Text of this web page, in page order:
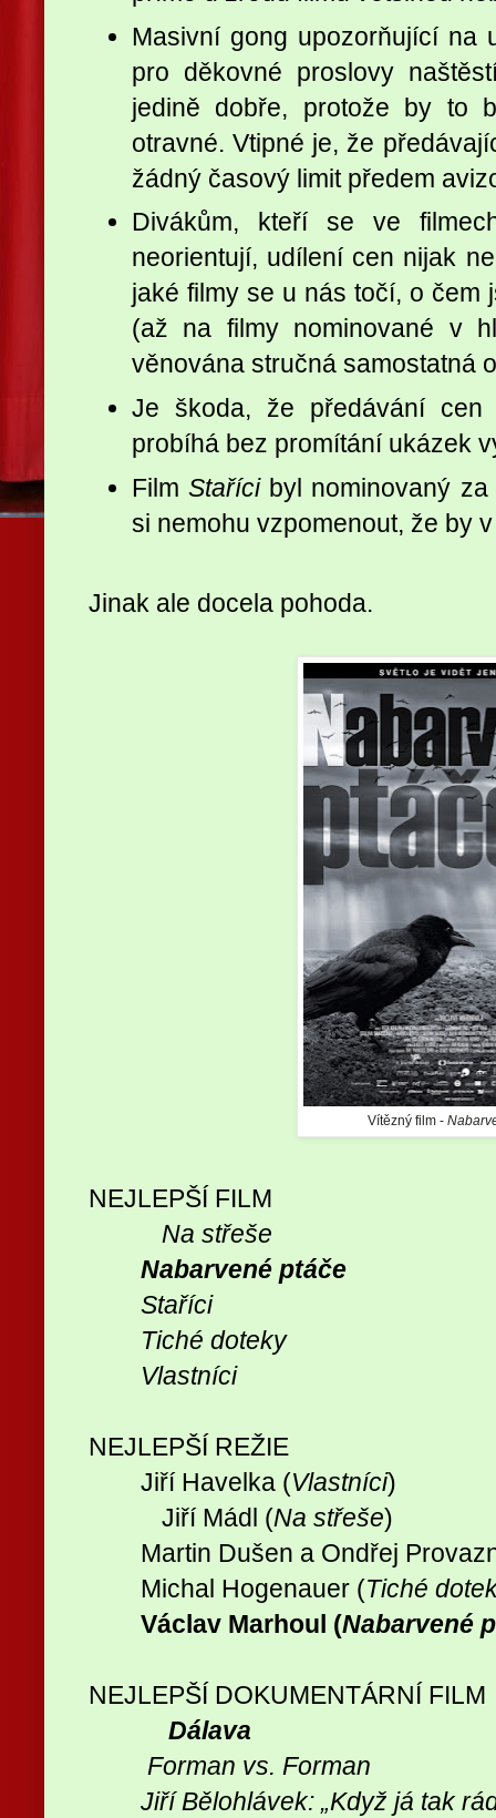
Masivní gong upozorňující na
pro děkovné proslovy
jedině dobře, protože by to
otravné. Vtipné je, že
žádný časový limit předem
Divákům, kteří se ve
neorientují, udílení cen nijak
jaké filmy se u nás točí, o čem
(až na filmy nominované v
věnována stručná samostatná
Je škoda, že předávání cen
probíhá bez promítání ukázek
Film Staříci byl nominovaný
si nemohu vzpomenout, že by
Jinak ale docela pohoda.
Vítězný film -
NEJLEPŠÍ FILM
Na střeše
Nabarvené ptáče
Staříci
Tiché doteky
Vlastníci
NEJLEPŠÍ REŽIE
Jiří Havelka (Vlastníci)
Jiří Mádl (Na střeše)
Martin Dušen a Ondřej
Michal Hogenauer (Tiché
Václav Marhoul (Nabarvené
NEJLEPŠÍ DOKUMENTÁRNÍ FILM
Dálava
Forman vs. Forman
Jiří Bělohlávek: „Když já tak